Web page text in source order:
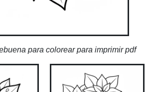
para colorear para imprimir pdf